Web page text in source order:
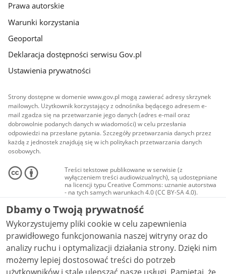
Prawa autorskie
Warunki korzystania
Geoportal
Deklaracja dostępności serwisu Gov.pl
Ustawienia prywatności
Strony dostępne w domenie www.gov.pl mogą zawierać adresy skrzynek
mailowych. Użytkownik korzystający z odnośnika będącego adresem e-
mail zgadza się na przetwarzanie jego danych (adres e-mail oraz
dobrowolnie podanych danych w wiadomości) w celu przesłania
odpowiedzi na przesłane pytania. Szczegóły przetwarzania danych przez
każdą z jednostek znajdują się w ich politykach przetwarzania danych
osobowych.
Treści tekstowe publikowane w serwisie (z
wyłączeniem treści audiowizualnych), są udostępniane
na licencji typu Creative Commons: uznanie autorstwa
- na tych samych warunkach 4.0 (CC BY-SA 4.0).
Materiały audiowizualne, w tym zdjęcia, materiały
audio i wideo, są udostępniane na licencji typu
Creative Commons: uznanie autorstwa użycie
niekomercyjne - bez utworów zależnych 4.0 (CC BY-
NC-ND 4.0), o ile nie jest to stwierdzone inaczej.
Dbamy o Twoją prywatność
Wykorzystujemy pliki cookie w celu zapewnienia
prawidłowego funkcjonowania naszej witryny oraz do
analizy ruchu i optymalizacji działania strony. Dzięki nim
możemy lepiej dostosować treści do potrzeb